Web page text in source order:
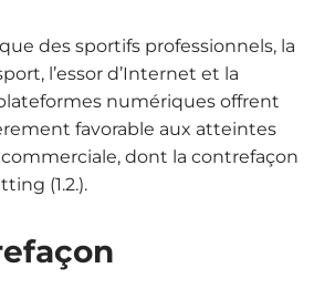
des sportifs professionnels, la
l’essor d’Internet et la
numériques offrent
favorable aux atteintes
dont la contrefaçon
(1.2.).